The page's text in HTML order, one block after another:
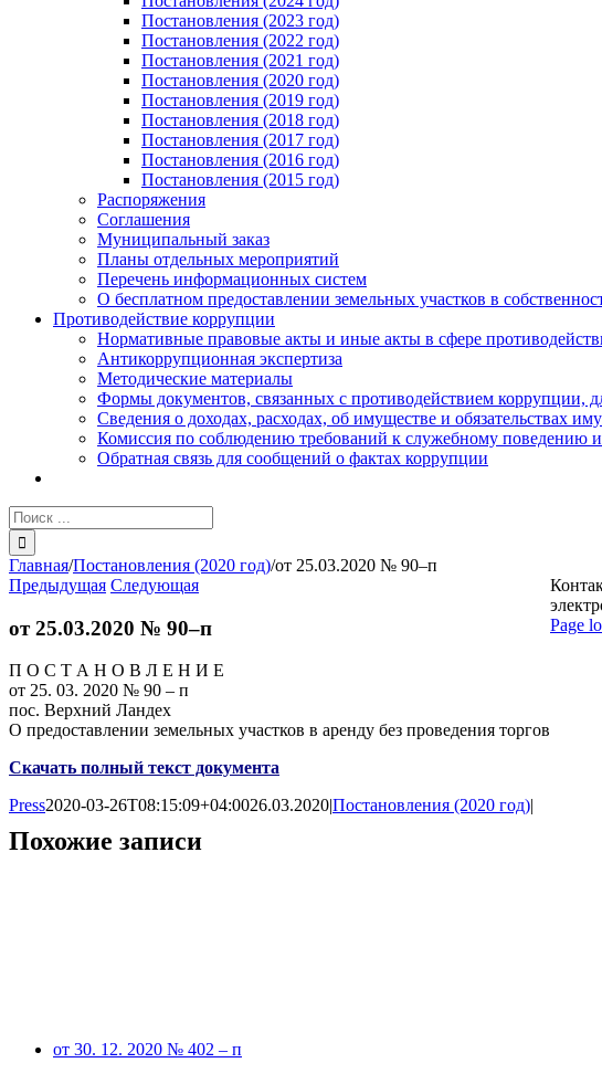
Постановления (2023 год)
Постановления (2022 год)
Постановления (2021 год)
Постановления (2020 год)
Постановления (2019 год)
Постановления (2018 год)
Постановления (2017 год)
Постановления (2016 год)
Постановления (2015 год)
Распоряжения
Соглашения
Муниципальный заказ
Планы отдельных мероприятий
Перечень информационных систем
О бесплатном предоставлении земельных участков в
Противодействие коррупции
Нормативные правовые акты и иные акты в сфере
Антикоррупционная экспертиза
Методические материалы
Формы документов, связанных с противодействием коррупции,
Сведения о доходах, расходах, об имуществе и обязательствах
Комиссия по соблюдению требований к служебному поведению
Обратная связь для сообщений о фактах коррупции
Результат
поиска:
Главная/Постановления (2020 год)/от 25.03.2020 № 90–п
Предыдущая Следующая
от 25.03.2020 № 90–п
П О С Т А Н О В Л Е Н И Е
от 25. 03. 2020 № 90 – п
пос. Верхний Ландех
О предоставлении земельных участков в аренду без проведения торгов
Скачать полный текст документа
Press2020-03-26T08:15:09+04:0026.03.2020|Постановления (2020 год)|
Похожие записи
от 30. 12. 2020 № 402 – п
Page